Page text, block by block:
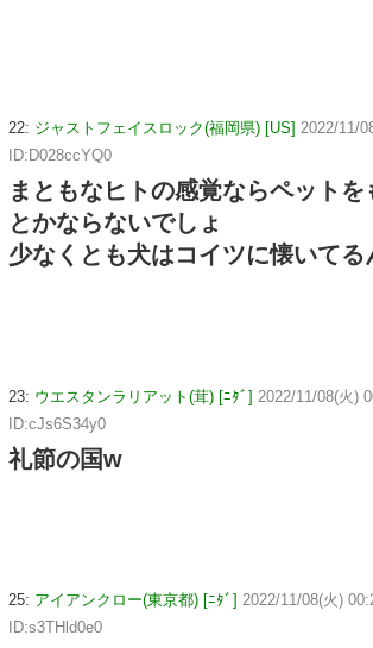
22: ジャストフェイスロック(福岡県) [US] 2022/11/
ID:D028ccYQ0
まともなヒトの感覚ならペット
とかならないでしょ
少なくとも犬はコイツに懐いてる
23: ウエスタンラリアット(茸) [ﾆﾀﾞ] 2022/11/08(火)
ID:cJs6S34y0
礼節の国w
25: アイアンクロー(東京都) [ﾆﾀﾞ] 2022/11/08(火)
ID:s3THld0e0